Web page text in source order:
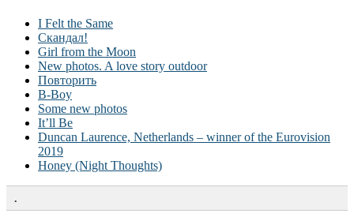
I Felt the Same
Скандал!
Girl from the Moon
New photos. A love story outdoor
Повторить
B-Boy
Some new photos
It’ll Be
Duncan Laurence, Netherlands – winner of the Eurovision
2019
Honey (Night Thoughts)
.